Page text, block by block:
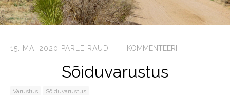
15. MAI 2020 PÄRLE RAUD KOMMENTEERI
Sõiduvarustus
Varustus Sõiduvarustus